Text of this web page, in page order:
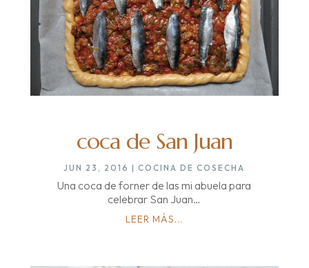
coca de San Juan
JUN 23, 2016 |COCINA DE COSECHA
Una coca de forner de las mi abuela para
celebrar San Juan…
LEER MÁS...